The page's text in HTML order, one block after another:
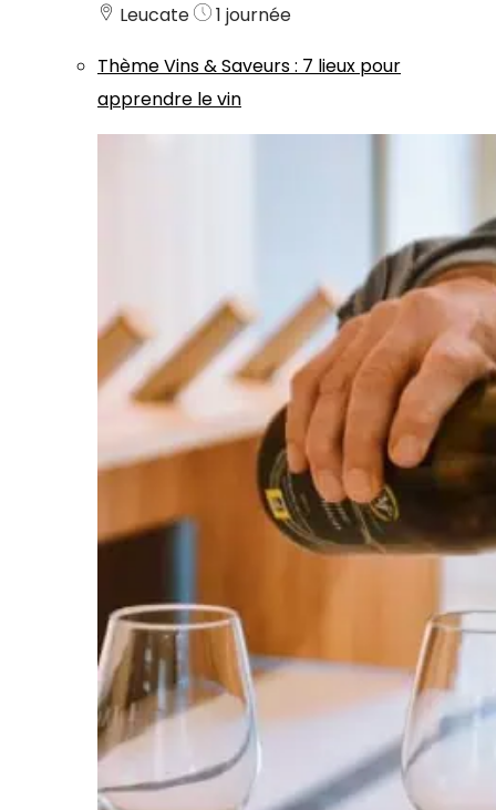
Leucate
1 journée
ThèmeVins & Saveurs: 7 lieux pour
apprendre le vin